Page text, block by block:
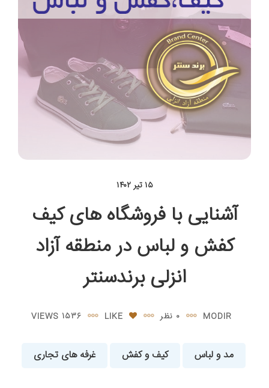
۱۵ تیر ۱۴۰۲
آشنایی با فروشگاه های کیف
کفش و لباس در منطقه آزاد
انزلی برندسنتر
MODIR ۰ نظر LIKE
1536 VIEWS
غرفه های تجاری کیف و کفش مد و لباس